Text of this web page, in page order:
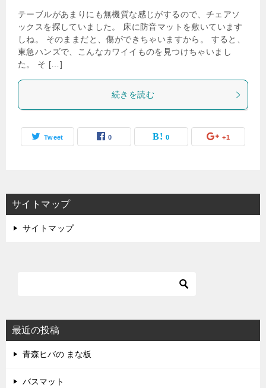
テーブルがあまりにも無機質な感じがするので、チェアソ
ックスを探していました。 床に防音マットを敷いています
しね。 そのままだと、傷ができちゃいますから。 すると、
東急ハンズで、こんなカワイイものを見つけちゃいまし
た。 そ […]
続きを読む
Tweet 0 0 +1
サイトマップ
サイトマップ
最近の投稿
青森ヒバの まな板
バスマット